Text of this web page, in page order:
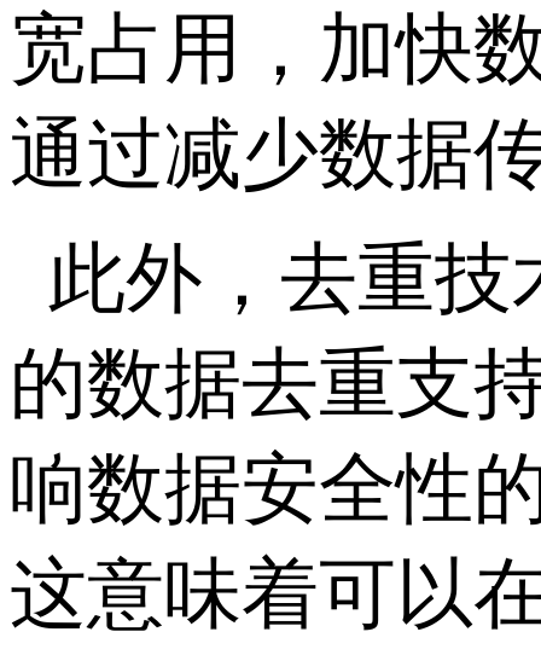
宽占用，加快
通过减少数据
此外，去重
的数据去重支
响数据安全性
这意味着可以